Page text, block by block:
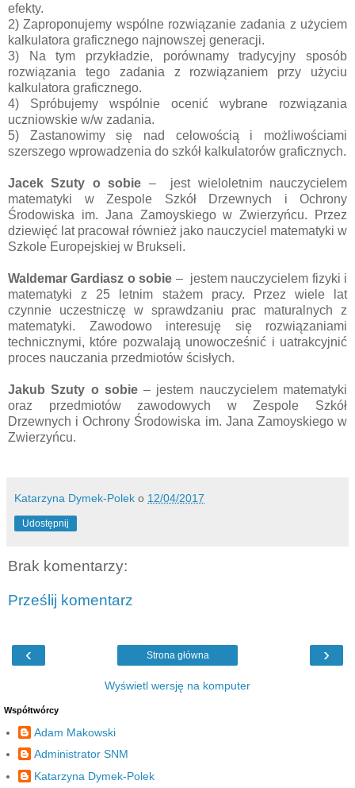
efekty.
2) Zaproponujemy wspólne rozwiązanie zadania z użyciem
kalkulatora graficznego najnowszej generacji.
3) Na tym przykładzie, porównamy tradycyjny sposób
rozwiązania tego zadania z rozwiązaniem przy użyciu
kalkulatora graficznego.
4) Spróbujemy wspólnie ocenić wybrane rozwiązania
uczniowskie w/w zadania.
5) Zastanowimy się nad celowością i możliwościami
szerszego wprowadzenia do szkół kalkulatorów graficznych.
Jacek Szuty o sobie –
jest wieloletnim nauczycielem
matematyki w Zespole Szkół Drzewnych i Ochrony
Środowiska im. Jana Zamoyskiego w Zwierzyńcu. Przez
dziewięć lat pracował również jako nauczyciel matematyki w
Szkole Europejskiej w Brukseli.
Waldemar Gardiasz o sobie – jestem nauczycielem fizyki i
matematyki z 25 letnim stażem pracy. Przez wiele lat
czynnie uczestniczę w sprawdzaniu prac maturalnych z
matematyki. Zawodowo interesuję się rozwiązaniami
technicznymi, które pozwalają unowocześnić i uatrakcyjnić
proces nauczania przedmiotów ścisłych.
Jakub Szuty o sobie– jestem nauczycielem matematyki
oraz przedmiotów zawodowych w Zespole Szkół
Drzewnych i Ochrony Środowiska im. Jana Zamoyskiego w
Zwierzyńcu.
Katarzyna Dymek-Polek o 12/04/2017
Udostępnij
Brak komentarzy:
Prześlij komentarz
‹ ›
Strona główna
Wyświetl wersję na komputer
Współtwórcy
Adam Makowski
Administrator SNM
Katarzyna Dymek-Polek